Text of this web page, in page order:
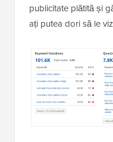
publicitate plătită și
ați putea dori să le